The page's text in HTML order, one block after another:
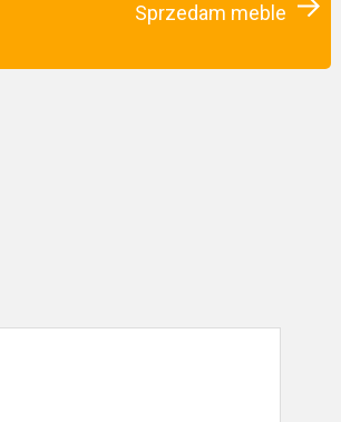
Sprzedam meble